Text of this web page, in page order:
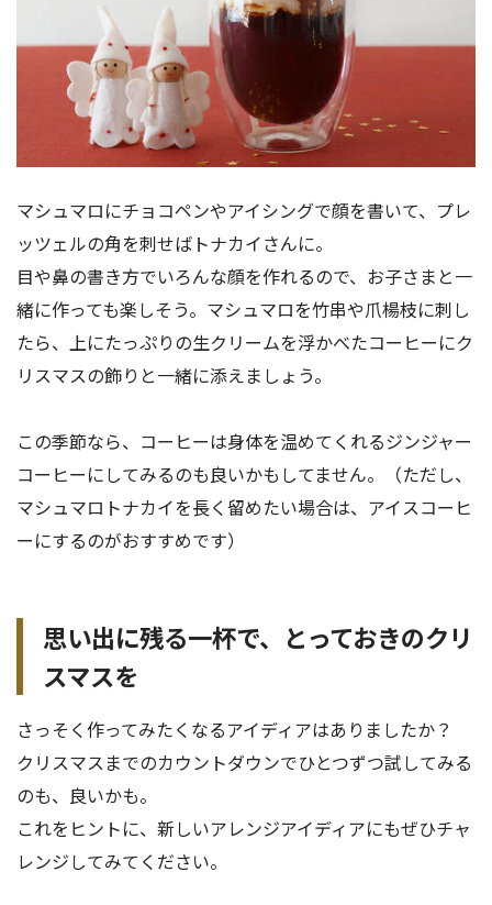
マシュマロにチョコペンやアイシングで顔を書いて、プレ
ッツェルの角を刺せばトナカイさんに。
目や鼻の書き方でいろんな顔を作れるので、お子さまと一
緒に作っても楽しそう。マシュマロを竹串や爪楊枝に刺し
たら、上にたっぷりの生クリームを浮かべたコーヒーにク
リスマスの飾りと一緒に添えましょう。
この季節なら、コーヒーは身体を温めてくれるジンジャー
コーヒーにしてみるのも良いかもしてません。（ただし、
マシュマロトナカイを長く留めたい場合は、アイスコーヒ
ーにするのがおすすめです）
思い出に残る一杯で、とっておきのクリ
スマスを
さっそく作ってみたくなるアイディアはありましたか？
クリスマスまでのカウントダウンでひとつずつ試してみる
のも、良いかも。
これをヒントに、新しいアレンジアイディアにもぜひチャ
レンジしてみてください。